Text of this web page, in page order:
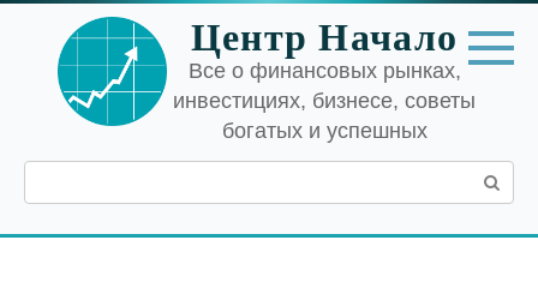
Перейти
контенту
Центр Начало
Все о финансовых рынках,
инвестициях, бизнесе, советы
богатых и успешных
Поиск: